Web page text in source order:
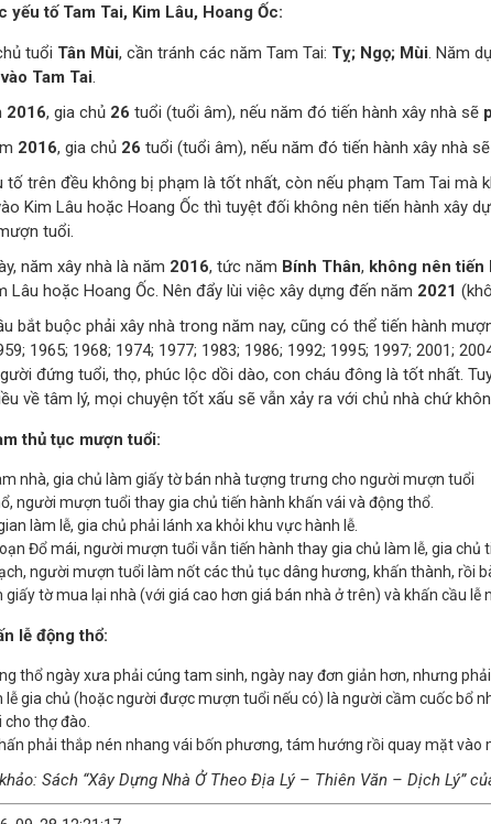
yếu tố Tam Tai, Kim Lâu, Hoang Ốc:
tuổi Tân Mùi, cần tránh các năm Tam Tai: Tỵ; Ngọ; Mùi. Năm
Tam Tai.
2016, gia chủ 26 tuổi (tuổi âm), nếu năm đó tiến hành xây nhà sẽ
2016, gia chủ 26 tuổi (tuổi âm), nếu năm đó tiến hành xây nhà sẽ
tố trên đều không bị phạm là tốt nhất, còn nếu phạm Tam Tai mà
Kim Lâu hoặc Hoang Ốc thì tuyệt đối không nên tiến hành xây
tuổi.
năm xây nhà là năm 2016, tức năm Bính Thân, không nên tiến
Lâu hoặc Hoang Ốc. Nên đẩy lùi việc xây dựng đến năm 2021
bắt buộc phải xây nhà trong năm nay, cũng có thể tiến hành
1965; 1968; 1974; 1977; 1983; 1986; 1992; 1995; 1997; 2001;
đứng tuổi, thọ, phúc lộc dồi dào, con cháu đông là tốt nhất.
về tâm lý, mọi chuyện tốt xấu sẽ vẫn xảy ra với chủ nhà chứ
thủ tục mượn tuổi:
nhà, gia chủ làm giấy tờ bán nhà tượng trưng cho người mượn tuổi
người mượn tuổi thay gia chủ tiến hành khấn vái và động thổ.
làm lễ, gia chủ phải lánh xa khỏi khu vực hành lễ.
Đổ mái, người mượn tuổi vẫn tiến hành thay gia chủ làm lễ, gia chủ
người mượn tuổi làm nốt các thủ tục dâng hương, khấn thành, rồi
giấy tờ mua lại nhà (với giá cao hơn giá bán nhà ở trên) và khấn cầu lễ
lễ động thổ:
thổ ngày xưa phải cúng tam sinh, ngày nay đơn giản hơn, nhưng
lễ gia chủ (hoặc người được mượn tuổi nếu có) là người cầm cuốc bổ
thợ đào.
phải thắp nén nhang vái bốn phương, tám hướng rồi quay mặt vào
Sách “Xây Dựng Nhà Ở Theo Địa Lý – Thiên Văn – Dịch Lý”